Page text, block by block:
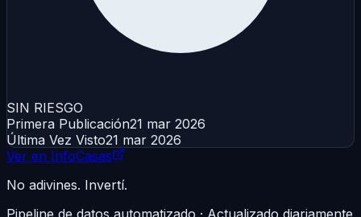
SIN RIESGO
Primera Publicación21 mar 2026
Última Vez Visto21 mar 2026
Ver en InfoCasas
No adivines. Invertí.
Pipeline de datos automatizado · Actualizado diariamente